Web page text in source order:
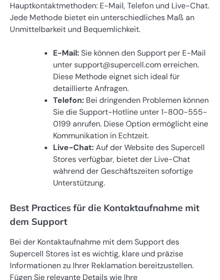
Hauptkontaktmethoden: E-Mail, Telefon und Live-Chat.
Jede Methode bietet ein unterschiedliches Maß an
Unmittelbarkeit und Bequemlichkeit.
E-Mail:Sie können den Support per E-Mail
untersupport@supercell.comerreichen.
Diese Methode eignet sich ideal für
detaillierte Anfragen.
Telefon: Bei dringenden Problemen können
Sie die Support-Hotline unter 1-800-555-
0199 anrufen. Diese Option ermöglicht eine
Kommunikation in Echtzeit.
Live-Chat:Auf der Website des Supercell
Stores verfügbar, bietet der Live-Chat
während der Geschäftszeiten sofortige
Unterstützung.
Best Practices für die Kontaktaufnahme mit
dem Support
Bei der Kontaktaufnahme mit dem Support des
Supercell Stores ist es wichtig, klare und präzise
Informationen zu Ihrer Reklamation bereitzustellen.
Fügen Sie relevante Details wie Ihre